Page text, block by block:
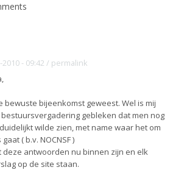
schermen
- 09:42 / permalink
bewuste bijeenkomst geweest. Wel is mij
gebleken dat men nog
wilde zien, met name waar het om
( b.v. NOCNSF )
deze antwoorden nu binnen zijn en elk
op de site staan.